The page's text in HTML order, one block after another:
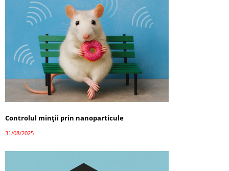
Controlul minții prin nanoparticule
31/08/2025